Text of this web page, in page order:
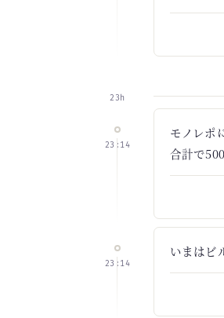
23h
23:14
モノレポ
合計で
23:14
いまはビ